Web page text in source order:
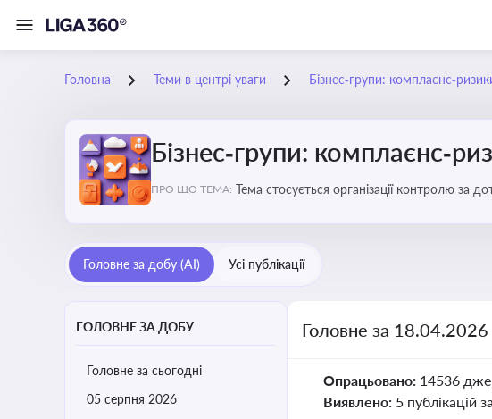
Головна Теми в центрі уваги Бізнес‑групи:
Бізнес‑групи:
ПРО ЩО ТЕМА: Тема стосується організації контролю за
Головне за добу (AI) Усі публікації
ГОЛОВНЕ ЗА ДОБУ
Головне за сьогодні
05 серпня 2026
Головне за 18.04.2026
Опрацьовано: 14536
Виявлено: 5 публікацій